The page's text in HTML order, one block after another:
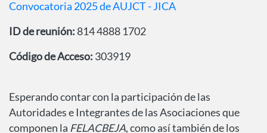
Convocatoria 2025 de AUJCT - JICA
ID de reunión: 814 4888 1702
Código de Acceso: 303919
Esperando contar con la participación de las
Autoridades e Integrantes de las Asociaciones que
componen la FELACBEJA, como así también de los